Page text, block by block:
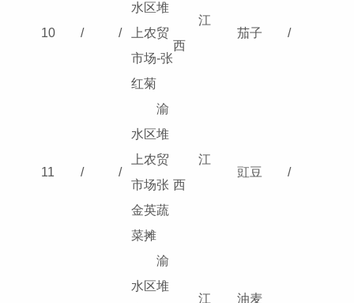
10 / /
水区堆
上农贸
市场-张
红菊
江
西
茄子 /
11 / /
渝
水区堆
上农贸
市场张
金英蔬
菜摊
江
西
豇豆 /
渝
水区堆
江
油麦